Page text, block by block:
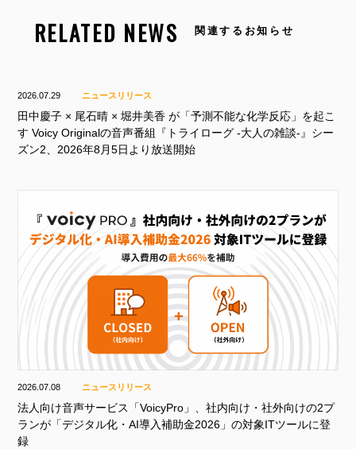
RELATED NEWS 関連するお知らせ
2026.07.29 ニュースリリース
田中慶子 × 尾石晴 × 堀井美香 が「予測不能な化学反応」を起こ
す Voicy Originalの音声番組『トライローグ -大人の雑談-』シー
ズン2、2026年8月5日より放送開始
2026.07.08 ニュースリリース
法人向け音声サービス「VoicyPro」、社内向け・社外向けの2プ
ランが「デジタル化・AI導入補助金2026」の対象ITツールに登
録